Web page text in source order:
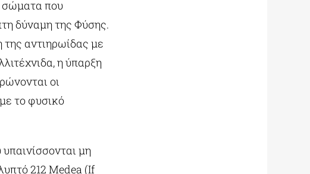
σώματα που
δύναμη της Φύσης.
αντιηρωίδας με
η ύπαρξη
οι
το φυσικό
μη
212 Medea (If